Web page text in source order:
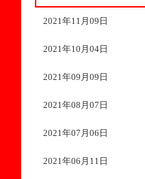
2021年11月09日
2021年10月04日
2021年09月09日
2021年08月07日
2021年07月06日
2021年06月11日